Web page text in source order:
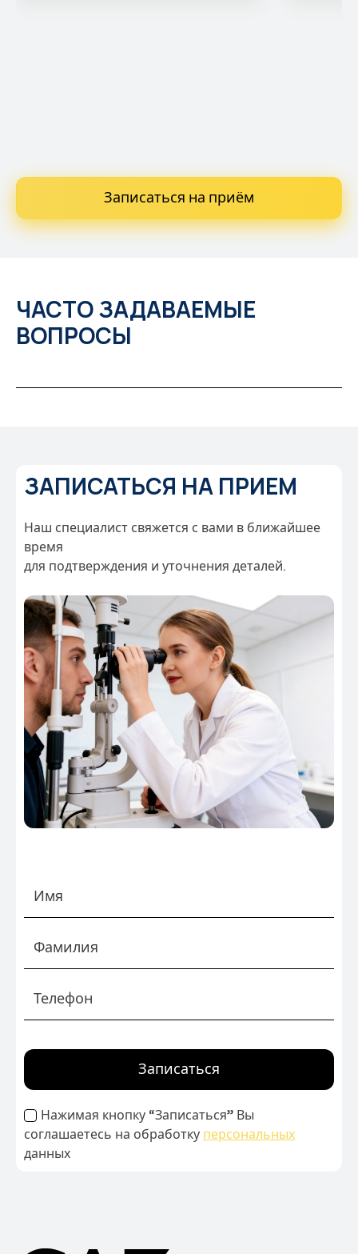
Записаться на приём
ЧАСТО ЗАДАВАЕМЫЕ
ВОПРОСЫ
ЗАПИСАТЬСЯ НА ПРИЕМ
Наш специалист свяжется с вами в ближайшее
время
для подтверждения и уточнения деталей.
Записаться
Нажимая кнопку “Записаться” Вы
соглашаетесь на обработку персональных
данных